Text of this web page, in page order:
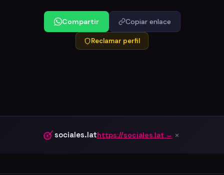
Compartir Copiar enlace
Reclamar perfil
sociales.lathttps://sociales.lat → ×